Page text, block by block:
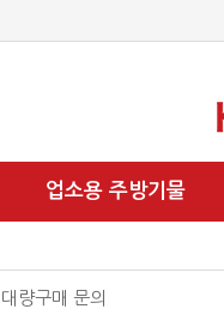
업소용 주방기물
대량구매 문의